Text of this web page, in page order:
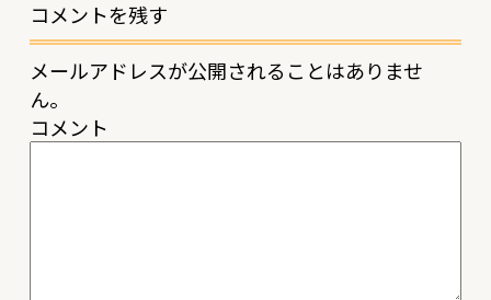
コメントを残す
メールアドレスが公開されることはありませ
ん。
コメント